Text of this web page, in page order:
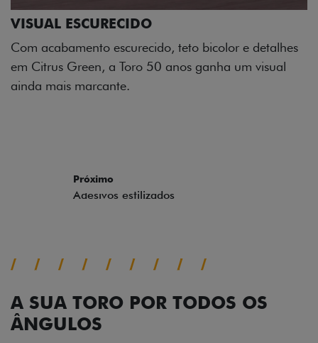
ADESIVOS ESTILIZADOS
Os adesivos aplicados no capô e nas laterais
reforçam a identidade única dessa edição para lá de
comemorativa.
ÂNGULOS